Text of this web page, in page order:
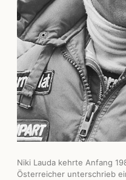
Niki Lauda kehrte Anfang
Österreicher unterschrieb